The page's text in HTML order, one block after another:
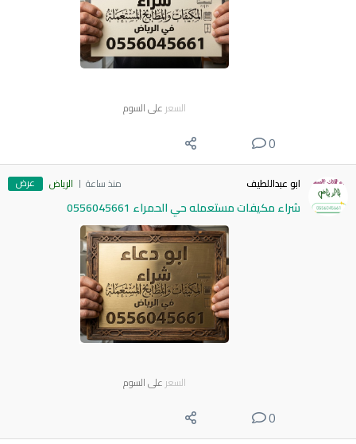
السعر على السوم
0
ابو عبداللطيف منذ ساعة الرياض عرض
شراء مكيفات مستعمله حي الحمراء 0556045661
السعر على السوم
0